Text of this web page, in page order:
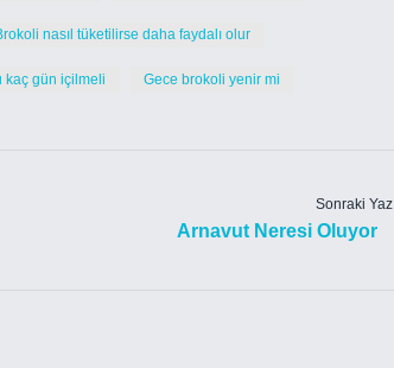
nasıl tüketilirse daha faydalı olur
kaç gün içilmeli Gece brokoli yenir mi
Sonraki
Arnavut Neresi Oluyor